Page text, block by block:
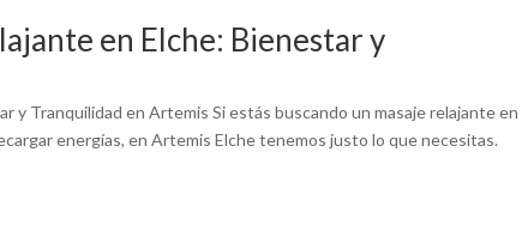
en Elche: Bienestar y
y Tranquilidad en Artemis Si estás buscando un masaje relajante en
energías, en Artemis Elche tenemos justo lo que necesitas.